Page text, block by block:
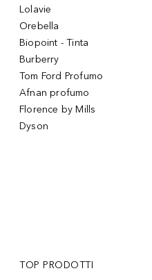
Lolavie
Orebella
Biopoint - Tinta
Burberry
Tom Ford Profumo
Afnan profumo
Florence by Mills
Dyson
TOP PRODOTTI